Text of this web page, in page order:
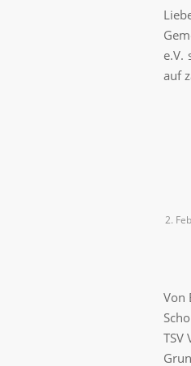
e.V.
auf
2.
Von
TSV